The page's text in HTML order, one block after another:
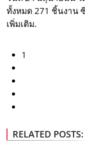
ทั้งหมด 271 ชิ้นงาน
เพิ่มเติม.
1
RELATED POSTS: